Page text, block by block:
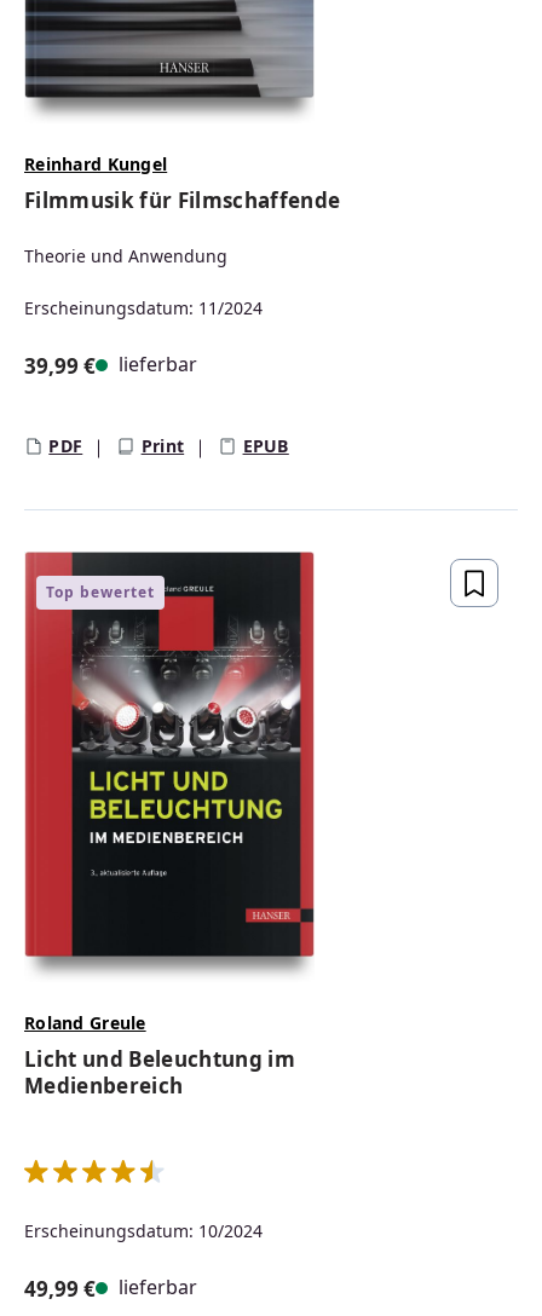
Reinhard Kungel
Filmmusik für Filmschaffende
Theorie und Anwendung
Erscheinungsdatum: 11/2024
39,99 € lieferbar
PDF Print EPUB
Top bewertet
Roland Greule
Licht und Beleuchtung im
Medienbereich
Erscheinungsdatum: 10/2024
49,99 € lieferbar